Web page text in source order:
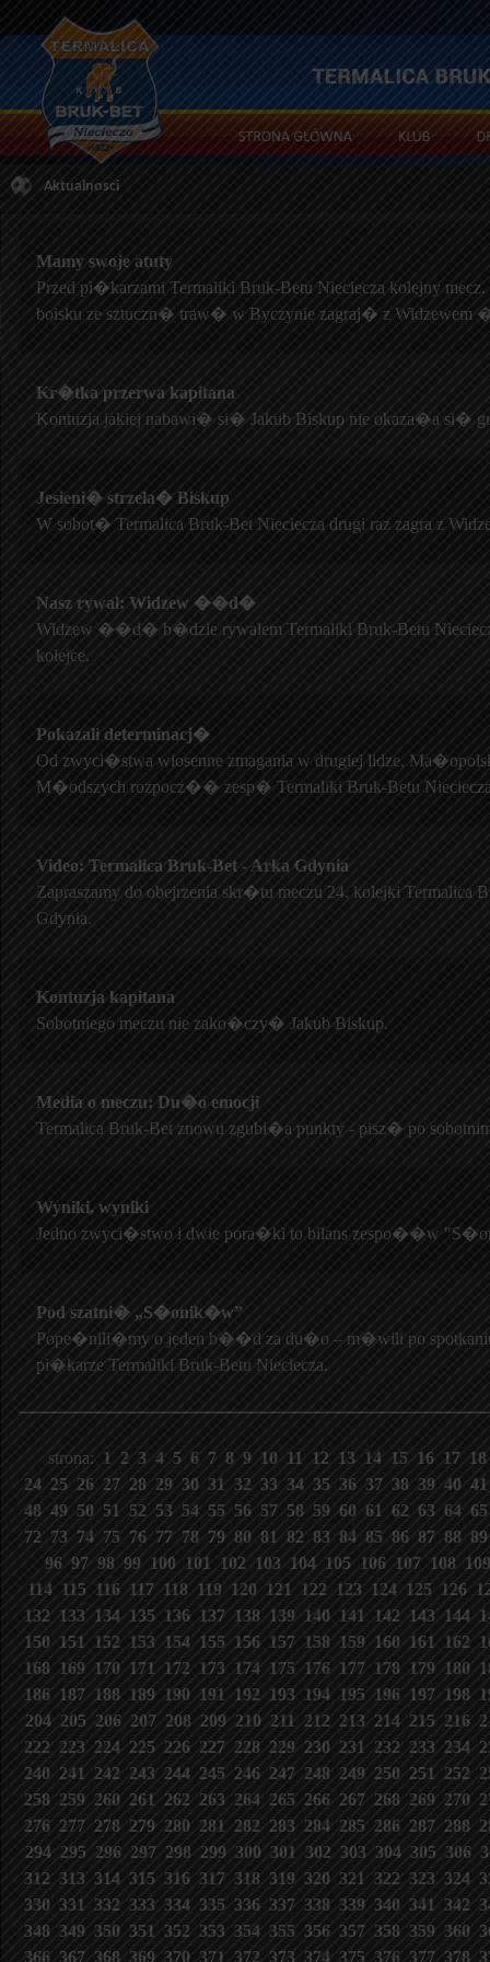
Aktualnosci
Mamy swoje atuty
Przed pi�karzami Termaliki Bruk-Betu Nieciecza kolejny
boisku ze sztuczn� traw� w Byczynie zagraj� z
Kr�tka przerwa kapitana
Kontuzja jakiej nabawi� si� Jakub Biskup nie okaza�a si�
Jesieni� strzela� Biskup
W sobot� Termalica Bruk-Bet Nieciecza drugi raz zagra z
Nasz rywal: Widzew ��d�
Widzew ��d� b�dzie rywalem Termaliki Bruk-Betu
kolejce.
Pokazali determinacj�
Od zwyci�stwa wiosenne zmagania w drugiej lidze,
M�odszych rozpocz�� zesp� Termaliki Bruk-Betu
Video: Termalica Bruk-Bet - Arka Gdynia
Zapraszamy do obejrzenia skr�tu meczu 24. kolejki Termalica
Gdynia.
Kontuzja kapitana
Sobotniego meczu nie zako�czy� Jakub Biskup.
Media o meczu: Du�o emocji
Termalica Bruk-Bet znowu zgubi�a punkty - pisz� po
Wyniki, wyniki
Jedno zwyci�stwo i dwie pora�ki to bilans zespo��w
Pod szatni� „S�onik�w”
Pope�nili�my o jeden b��d za du�o – m�wili po
pi�karze Termaliki Bruk-Betu Nieciecza.
strona: 1 2 3 4 5 6 7 8 9 10 11 12 13 14 15 16 17 18
24 25 26 27 28 29 30 31 32 33 34 35 36 37 38 39 40
48 49 50 51 52 53 54 55 56 57 58 59 60 61 62 63 64
72 73 74 75 76 77 78 79 80 81 82 83 84 85 86 87 88
96 97 98 99 100 101 102 103 104 105 106 107 108
114 115 116 117 118 119 120 121 122 123 124 125 126
132
133 134 135 136 137 138 139 140 141 142 143 144
150 151 152 153 154 155 156 157 158 159 160 161 162
168 169 170 171 172 173 174 175 176 177 178 179 180
186 187 188 189 190 191 192 193 194 195 196 197 198
204 205 206 207 208 209 210 211 212 213 214 215 216
222 223 224 225 226 227 228 229 230 231 232 233 234
240 241 242 243 244 245 246 247 248 249 250 251 252
258 259 260 261 262 263 264 265 266 267 268 269 270
276 277 278 279 280 281 282 283 284 285 286 287 288
294 295 296 297 298 299 300 301 302 303 304 305 306
312 313 314 315 316 317 318 319 320 321 322 323 324
330 331 332 333 334 335 336 337 338 339 340 341 342
348 349 350 351 352 353 354 355 356 357 358 359 360
366 367 368 369 370 371 372 373 374 375 376 377 378